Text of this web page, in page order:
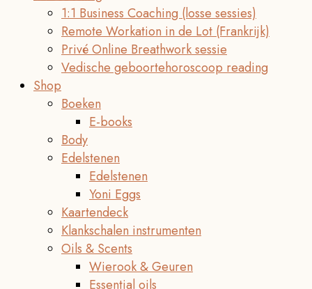
1:1 Business Coaching (losse sessies)
Remote Workation in de Lot (Frankrijk)
Privé Online Breathwork sessie
Vedische geboortehoroscoop reading
Shop
Boeken
E-books
Body
Edelstenen
Edelstenen
Yoni Eggs
Kaartendeck
Klankschalen instrumenten
Oils & Scents
Wierook & Geuren
Essential oils